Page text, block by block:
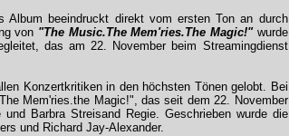
Album beeindruckt direkt vom ersten Ton an durch
von "The Music.The Mem'ries.The Magic!"wurde
das am 22. November beim Streamingdienst
Konzertkritiken in den höchsten Tönen gelobt. Bei
Mem'ries.the Magic!", das seit dem 22. November
Barbra Streisand Regie. Geschrieben wurde die
und Richard Jay-Alexander.